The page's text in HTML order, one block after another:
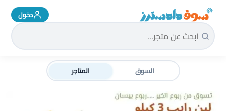
سوق دادسترز الرئيسية دخول
السوق المتاجر